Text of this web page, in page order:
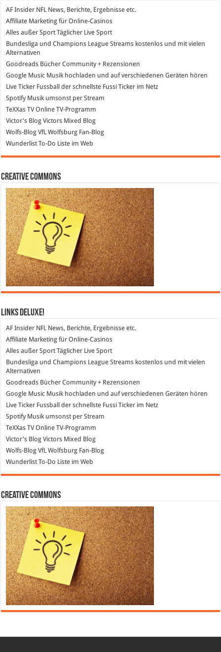
AF Insider NFL News, Berichte, Ergebnisse etc.
Affiliate Marketing für Online-Casinos
Alles außer Sport Täglicher Live Sport
Bundesliga und Champions League Streams kostenlos und mit vielen
Alternativen
Goodreads Bücher Community + Rezensionen
Google Music Musik hochladen und auf verschiedenen Geräten hören
Live Ticker Fussball der schnellste Fussi Ticker im Netz
SpotifyMusik umsonst per Stream
TeXXas TVOnline TV-Programm
Victor's Blog Victors Mixed Blog
Wolfs-Blog VfL Wolfsburg Fan-Blog
Wunderlist To-Do Liste im Web
Creative Commons
Links DeLuXe!
AF Insider NFL News, Berichte, Ergebnisse etc.
Affiliate Marketing für Online-Casinos
Alles außer SportTäglicher Live Sport
Bundesliga und Champions League Streams kostenlos und mit vielen
Alternativen
Goodreads Bücher Community + Rezensionen
Google Music Musik hochladen und auf verschiedenen Geräten hören
Live Ticker Fussball
der schnellste Fussi Ticker im Netz
SpotifyMusik umsonst per Stream
TeXXas TVOnline TV-Programm
Victor's Blog Victors Mixed Blog
Wolfs-Blog VfL Wolfsburg Fan-Blog
WunderlistTo-Do Liste im Web
Creative Commons